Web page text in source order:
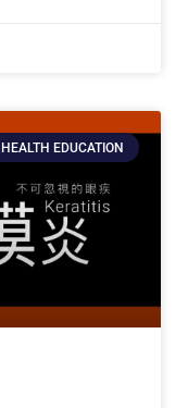
HEALTH EDUCATION